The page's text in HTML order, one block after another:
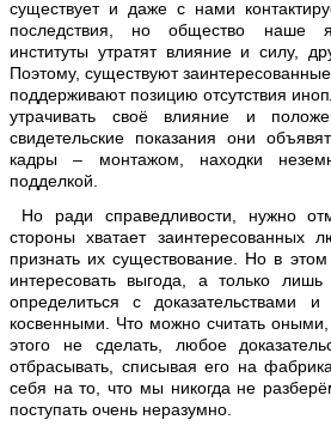
существует и даже с нами
последствия, но общество наше
институты утратят влияние и силу,
Поэтому, существуют
поддерживают позицию отсутствия
утрачивать своё влияние и
свидетельские показания они
кадры – монтажом, находки
подделкой.
Но ради справедливости, нужно
стороны хватает заинтересованных
признать их существование. Но в
интересовать выгода, а только
определиться с доказательствами
косвенными. Что можно считать
этого не сделать, любое
отбрасывать, списывая его на
себя на то, что мы никогда не
поступать очень неразумно.